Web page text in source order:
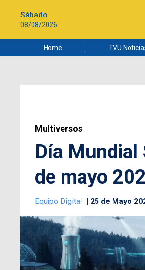
Sábado
08/08/2026
Home TVU
Ciudad
Multiversos
Día Mundial
de mayo
Equipo Digital 25 de Mayo